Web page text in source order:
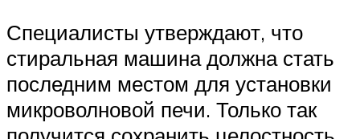
Специалисты утверждают, что
стиральная машина должна стать
последним местом для установки
микроволновой печи. Только так